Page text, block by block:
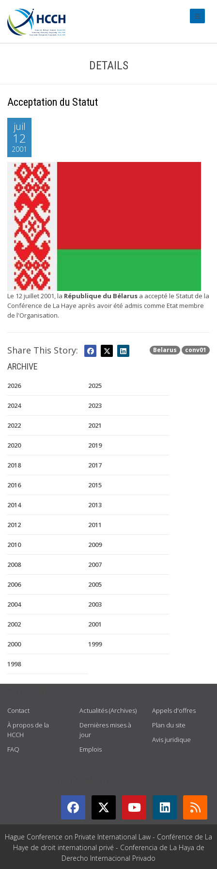
DETAILS
Acceptation du Statut
juil
12
2001
Le 12 juillet 2001, la République du Bélarus a accepté le Statut de la
Conférence de La Haye après avoir été admis comme Etat membre
de l'Organisation.
Belarus conv01
Share This Story:
ARCHIVE
2026 2025
2024 2023
2022 2021
2020 2019
2018 2017
2016 2015
2014 2013
2012 2011
2010 2009
2008 2007
2006 2005
2004 2003
2002 2001
2000 1999
1998
Contact
À propos de la
HCCH
FAQ
Actualités (Archives)
Dernières mises à
jour
Emplois
Appels d'offres
Plan du site
Avis juridique
Hague Conference on Private International Law - Conférence de La
Haye de droit international privé - Conferencia de La Haya de
Derecho Internacional Privado